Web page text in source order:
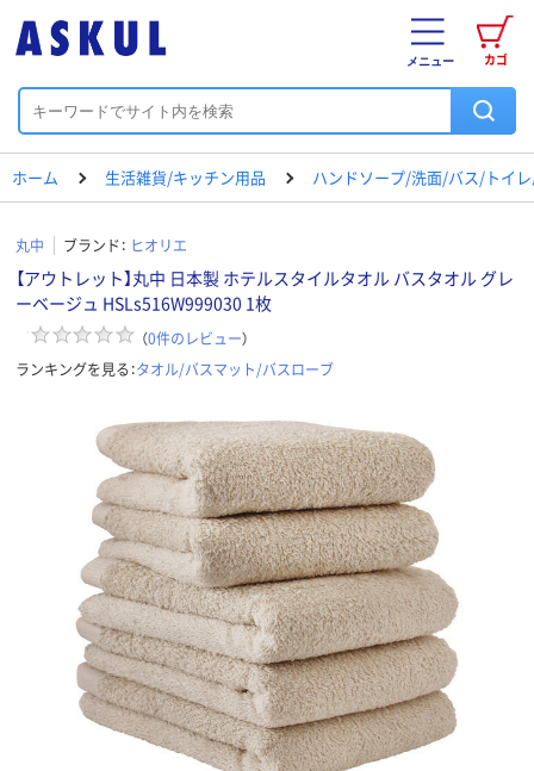
カゴ
メニュー
ホーム 生活雑貨/キッチン用品 ハンドソープ/洗面/バス/トイ
丸中 ブランド： ヒオリエ
【アウトレット】丸中 日本製 ホテルスタイルタオル バスタオル グレ
ーベージュ HSLs516W999030 1枚
（0件のレビュー）
ランキングを見る：タオル/バスマット/バスローブ